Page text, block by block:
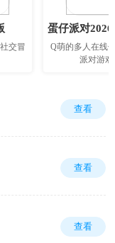
交冒
蛋仔派对
Q萌的多人在线
派对游戏
查看
查看
查看